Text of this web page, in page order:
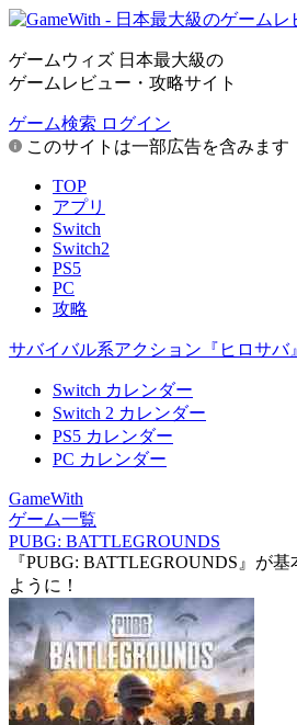
ゲームウィズ 日本最大級の
ゲームレビュー・攻略サイト
ゲーム検索 ログイン
このサイトは一部広告を含みます
TOP
アプリ
Switch
Switch2
PS5
PC
攻略
サバイバル系アクション『ヒロサバ
Switch カレンダー
Switch 2 カレンダー
PS5 カレンダー
PC カレンダー
GameWith
ゲーム一覧
PUBG: BATTLEGROUNDS
『PUBG: BATTLEGROUNDS』が
ように！